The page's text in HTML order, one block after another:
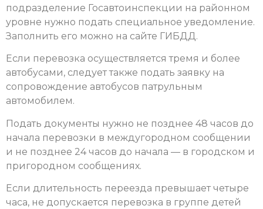
подразделение Госавтоинспекции на районном
уровне нужно подать специальное уведомление.
Заполнить его можно на сайте ГИБДД.
Если перевозка осуществляется тремя и более
автобусами, следует также подать заявку на
сопровождение автобусов патрульным
автомобилем.
Подать документы нужно не позднее 48 часов до
начала перевозки в междугородном сообщении
и не позднее 24 часов до начала — в городском и
пригородном сообщениях.
Если длительность переезда превышает четыре
часа, не допускается перевозка в группе детей